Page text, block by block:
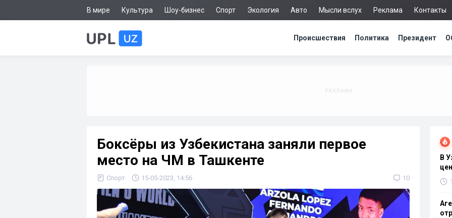
В мире Культура Шоу-бизнес Спорт Экология Авто Мысли вслух Реклама Контакты
Происшествия Политика Президент
Боксёры из Узбекистана заняли первое
место на ЧМ в Ташкенте
Спорт 15-05-2023, 14:56 10
В